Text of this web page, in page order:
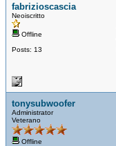
fabrizioscascia
Neoiscritto
Offline
Posts: 13
tonysubwoofer
Administrator
Veterano
Offline